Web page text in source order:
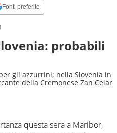
Fonti preferite
probabili
gli azzurrini; nella Slovenia in
della Cremonese Zan Celar
questa sera a Maribor,